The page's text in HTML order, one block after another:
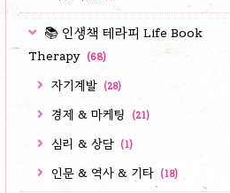
📚 인생책 테라피 Life Book
Therapy (68)
자기계발 (28)
경제 & 마케팅 (21)
심리 & 상담 (1)
인문 & 역사 & 기타 (18)